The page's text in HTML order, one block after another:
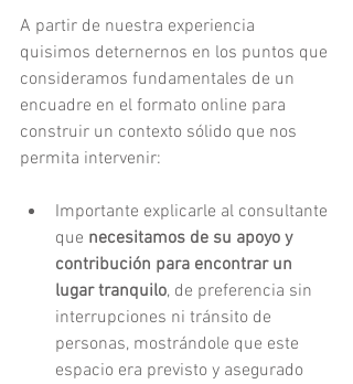
A partir de nuestra experiencia
quisimos deternernos en los puntos que
consideramos fundamentales de un
encuadre en el formato online para
construir un contexto sólido que nos
permita intervenir:
Importante explicarle al consultante
que necesitamos de su apoyo y
contribución para encontrar un
lugar tranquilo, de preferencia sin
interrupciones ni tránsito de
personas, mostrándole que este
espacio era previsto y asegurado